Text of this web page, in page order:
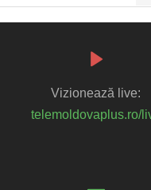
Vizionează live:
telemoldovaplus.ro/